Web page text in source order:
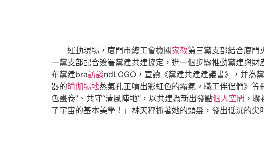
運動現場，廈門市總工會機關家教第三黨支部結合廈門
一黨支部配合簽署黨建共建協定，進一個步驟推動黨建與財
布黨建bra訪談ndLOGO，宣讀《黨建共建建議書》，并為
器的瑜伽場地蒸氣孔正噴出彩虹色的霧氣。職工伴侶們》等
色畫卷”、共守“清風陣地”，以共建為新出發點個人空間 ，
了宇宙的基本美學！」林天秤抓著她的頭髮，發出低沉的